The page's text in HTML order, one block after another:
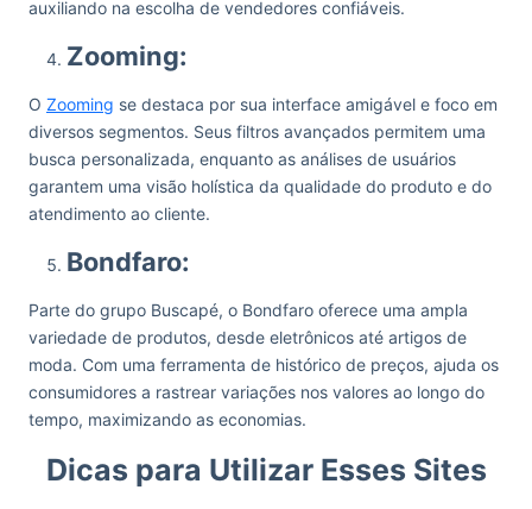
auxiliando na escolha de vendedores confiáveis.
Zooming:
O Zooming se destaca por sua interface amigável e foco em
diversos segmentos. Seus filtros avançados permitem uma
busca personalizada, enquanto as análises de usuários
garantem uma visão holística da qualidade do produto e do
atendimento ao cliente.
Bondfaro:
Parte do grupo Buscapé, o Bondfaro oferece uma ampla
variedade de produtos, desde eletrônicos até artigos de
moda. Com uma ferramenta de histórico de preços, ajuda os
consumidores a rastrear variações nos valores ao longo do
tempo, maximizando as economias.
Dicas para Utilizar Esses Sites